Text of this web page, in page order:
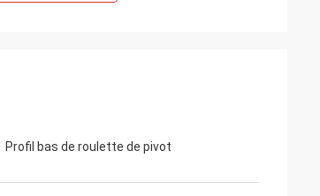
Profil bas de roulette de pivot